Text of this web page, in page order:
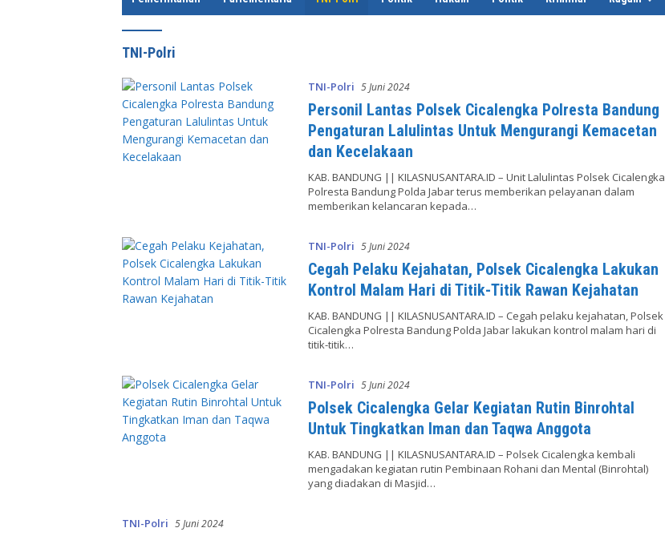
e
TNI-Polri
TNI-Polri 5 Juni 2024
Personil Lantas Polsek Cicalengka Polresta Bandung
Pengaturan Lalulintas Untuk Mengurangi Kemacetan
dan Kecelakaan
KAB. BANDUNG || KILASNUSANTARA.ID – Unit Lalulintas Polsek Cicalengka
Polresta Bandung Polda Jabar terus memberikan pelayanan dalam
memberikan kelancaran kepada…
TNI-Polri 5 Juni 2024
Cegah Pelaku Kejahatan, Polsek Cicalengka Lakukan
Kontrol Malam Hari di Titik-Titik Rawan Kejahatan
KAB. BANDUNG || KILASNUSANTARA.ID – Cegah pelaku kejahatan, Polsek
Cicalengka Polresta Bandung Polda Jabar lakukan kontrol malam hari di
titik-titik…
TNI-Polri 5 Juni 2024
Polsek Cicalengka Gelar Kegiatan Rutin Binrohtal
Untuk Tingkatkan Iman dan Taqwa Anggota
KAB. BANDUNG || KILASNUSANTARA.ID – Polsek Cicalengka kembali
mengadakan kegiatan rutin Pembinaan Rohani dan Mental (Binrohtal)
yang diadakan di Masjid…
TNI-Polri 5 Juni 2024